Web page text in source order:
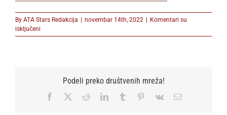
By ATA Stars Redakcija | novembar 14th, 2022 | Komentari su
isključeni
Print
Podeli preko društvenih mreža!
Facebook RedditLinkedInTumblr Pinterest
Vk Email